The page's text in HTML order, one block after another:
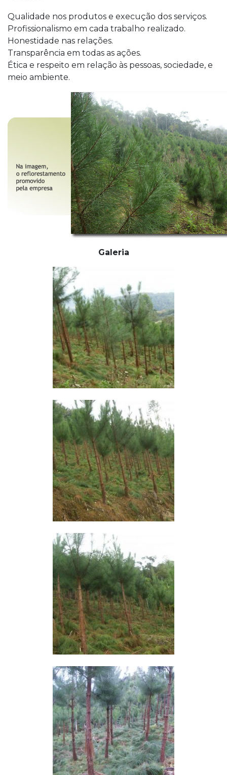
Qualidade nos produtos e execução dos serviços.
Profissionalismo em cada trabalho realizado.
Honestidade nas relações.
Transparência em todas as ações.
Ética e respeito em relação às pessoas, sociedade, e
meio ambiente.
Galeria